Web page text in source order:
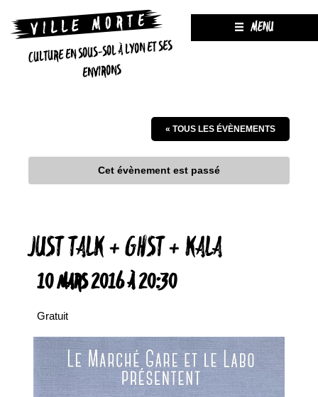
CULTURE EN SOUS-SOL À LYON ET SES
ENVIRONS
MENU
« TOUS LES ÉVÈNEMENTS
Cet évènement est passé
JUST TALK + GHST + KALA
10 MARS 2016 À 20:30
Gratuit